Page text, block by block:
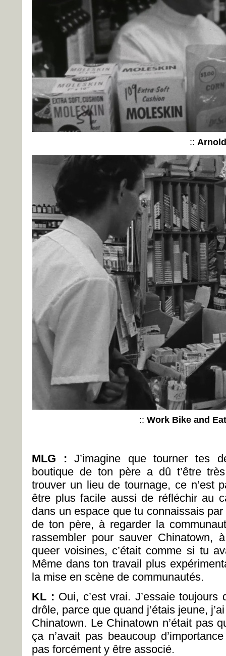
::
:: Work Bike and Eat
MLG :J’imagine que tourner tes
boutique de ton père a dû t’être
trouver un lieu de tournage, ce n’est
être plus facile aussi de réfléchir au
dans un espace que tu connaissais
de ton père, à regarder la
rassembler pour sauver Chinatown,
queer voisines, c’était comme si tu
Même dans ton travail plus
la mise en scène de communautés.
KL : Oui, c’est vrai. J’essaie
drôle, parce que quand j’étais jeune,
Chinatown. Le Chinatown n’était pas
ça n’avait pas beaucoup
pas forcément y être associé.